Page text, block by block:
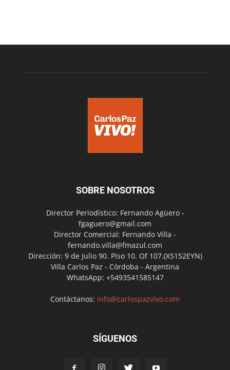
SOBRE NOSOTROS
Director Periodístico: Fernando Agüero -
fgaguero@gmail.com
Director Comercial: Fernando Villa -
fernando.villa@fmazul.com
Dirección: 9 de Julio 90. Piso 10. Of 107.(X5152EYN)
Villa Carlos Paz - Córdoba - Argentina
WhatsApp: +5493541585147
Contáctanos: info@carlospazvivo.com
SÍGUENOS